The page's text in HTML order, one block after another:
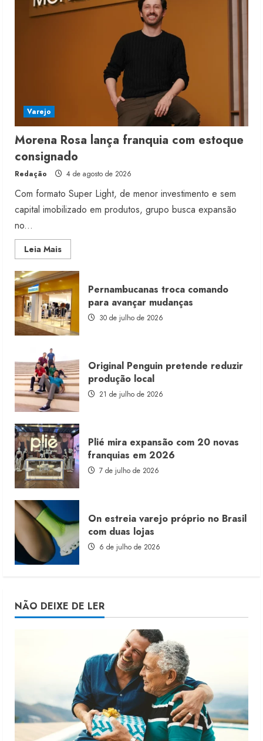
Varejo
Morena Rosa lança franquia com estoque
consignado
Redação 4 de agosto de 2026
Com formato Super Light, de menor investimento e sem
capital imobilizado em produtos, grupo busca expansão
no...
Leia MaisRead
more
Morena
Rosa
lança
franquia
com
estoque
consignado
Pernambucanas troca comando
para avançar mudanças
30 de julho de 2026
Original Penguin pretende reduzir
produção local
21 de julho de 2026
Plié mira expansão com 20 novas
franquias em 2026
7 de julho de 2026
On estreia varejo próprio no Brasil
com duas lojas
6 de julho de 2026
NÃO DEIXE DE LER